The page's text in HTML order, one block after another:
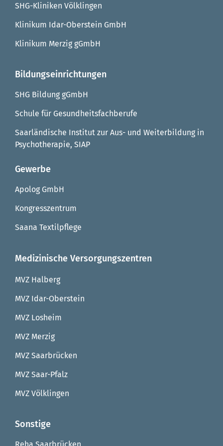
SHG-Kliniken Völklingen
Klinikum Idar-Oberstein GmbH
Klinikum Merzig gGmbH
Bildungseinrichtungen
SHG Bildung gGmbH
Schule für Gesundheitsfachberufe
Saarländische Institut zur Aus- und Weiterbildung in
Psychotherapie, SIAP
Gewerbe
Apolog GmbH
Kongresszentrum
Saana Textilpflege
Medizinische Versorgungszentren
MVZ Halberg
MVZ Idar-Oberstein
MVZ Losheim
MVZ Merzig
MVZ Saarbrücken
MVZ Saar-Pfalz
MVZ Völklingen
Sonstige